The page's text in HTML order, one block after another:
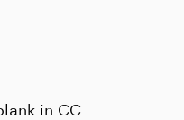
in CC